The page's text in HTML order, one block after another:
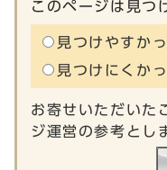
このページは見つ
見つけやすか
見つけにくか
お寄せいただいた
ジ運営の参考とし